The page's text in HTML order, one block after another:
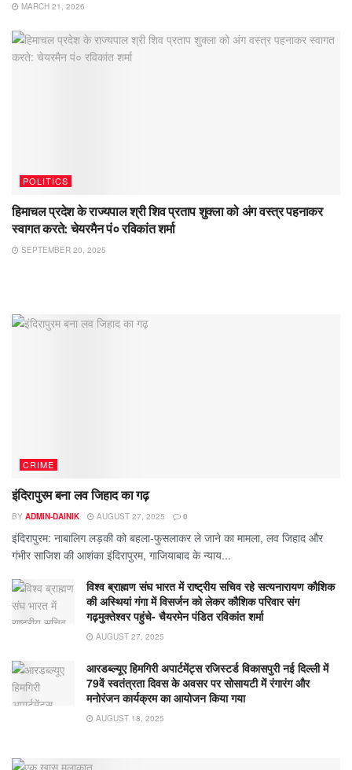
MARCH 21, 2026
POLITICS
हिमाचल प्रदेश के राज्यपाल श्री शिव प्रताप शुक्ला को अंग वस्त्र पहनाकर
स्वागत करते: चेयरमैन पं० रविकांत शर्मा
SEPTEMBER 20, 2025
CRIME
इंदिरापुरम बना लव जिहाद का गढ़
BY ADMIN-DAINIK AUGUST 27, 2025 0
इंदिरापुरम: नाबालिग लड़की को बहला-फुसलाकर ले जाने का मामला, लव जिहाद और
गंभीर साजिश की आशंका इंदिरापुरम, गाजियाबाद के न्याय...
विश्व ब्राह्मण संघ भारत में राष्ट्रीय सचिव रहे सत्यनारायण कौशिक
की अस्थियां गंगा में विसर्जन को लेकर कौशिक परिवार संग
गढ़मुक्तेश्वर पहुंचे- चैयरमेन पंडित रविकांत शर्मा
AUGUST 27, 2025
आरडब्ल्यूए हिमगिरी अपार्टमेंट्स रजिस्टर्ड विकासपुरी नई दिल्ली में
79वें स्वतंत्रता दिवस के अवसर पर सोसायटी में रंगारंग और
मनोरंजन कार्यक्रम का आयोजन किया गया
AUGUST 18, 2025